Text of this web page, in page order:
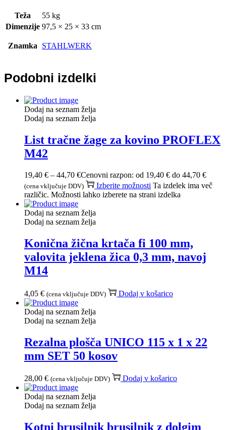
Teža
55 kg
Dimenzije 97,5 × 25 × 33 cm
Znamka STAHLWERK
Podobni izdelki
Dodaj na seznam želja
Dodaj na seznam želja
List tračne žage za kovino PROFLEX
M42
19,40 € – 44,70 €Cenovni razpon: od 19,40 € do 44,70 €
(cena vključuje DDV) Izberite možnosti Ta izdelek ima več
različic. Možnosti lahko izberete na strani izdelka
Dodaj na seznam želja
Dodaj na seznam želja
Konična žična krtača fi 100 mm,
valovita jeklena žica 0,3 mm, navoj
M14
4,05 € (cena vključuje DDV) Dodaj v košarico
Dodaj na seznam želja
Dodaj na seznam želja
Rezalna plošča UNICO 115 x 1 x 22
mm SET 50 kosov
28,00 € (cena vključuje DDV) Dodaj v košarico
Dodaj na seznam želja
Dodaj na seznam želja
Kotni brusilnik brusilnik z dolgim ​​